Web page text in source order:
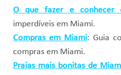
O que fazer e conhecer
imperdíveis em Miami.
Compras em Miami: Guia
compras em Miami.
Praias mais bonitas de